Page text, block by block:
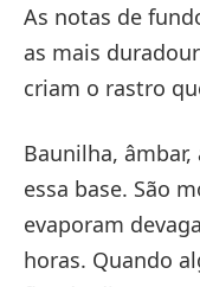
As notas de
as mais
criam o rastro
Baunilha,
essa base. São
evaporam
horas. Quando